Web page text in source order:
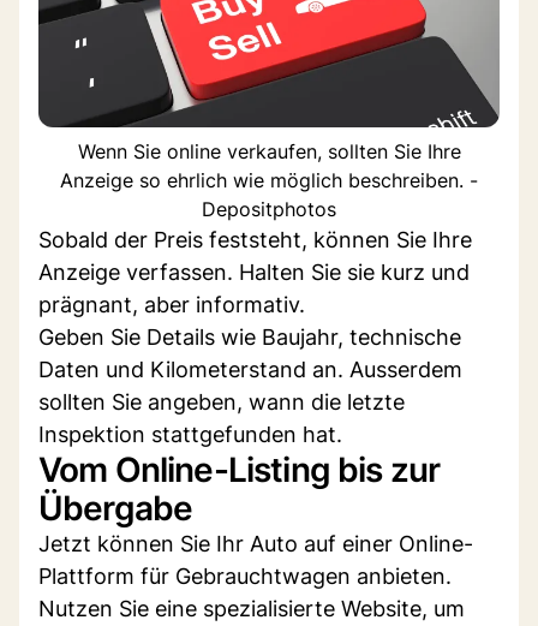
Wenn Sie online verkaufen, sollten Sie Ihre
Anzeige so ehrlich wie möglich beschreiben. -
Depositphotos
Sobald der Preis feststeht, können Sie Ihre
Anzeige verfassen. Halten Sie sie kurz und
prägnant, aber informativ.
Geben Sie Details wie Baujahr, technische
Daten und Kilometerstand an. Ausserdem
sollten Sie angeben, wann die letzte
Inspektion stattgefunden hat.
Vom Online-Listing bis zur
Übergabe
Jetzt können Sie Ihr Auto auf einer Online-
Plattform für Gebrauchtwagen anbieten.
Nutzen Sie eine spezialisierte Website, um